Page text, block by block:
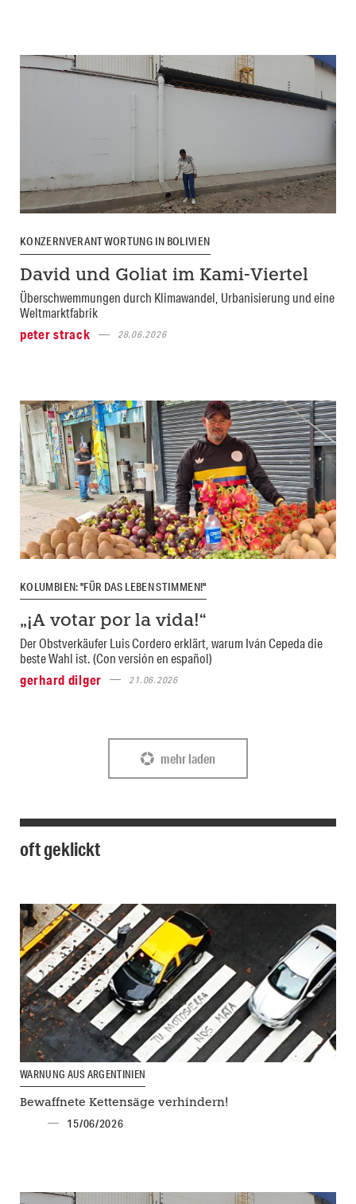
KONZERNVERANTWORTUNG IN BOLIVIEN
David und Goliat im Kami-Viertel
Überschwemmungen durch Klimawandel, Urbanisierung und eine
Weltmarktfabrik
peter strack
28.06.2026
KOLUMBIEN: "FÜR DAS LEBEN STIMMEN!"
„¡A votar por la vida!“
Der Obstverkäufer Luis Cordero erklärt, warum Iván Cepeda die
beste Wahl ist. (Con versión en español)
gerhard dilger
21.06.2026
mehr laden
oft geklickt
WARNUNG AUS ARGENTINIEN
Bewaffnete Kettensäge verhindern!
15/06/2026